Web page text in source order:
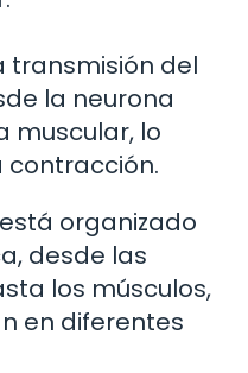
transmisión del
la neurona
muscular, lo
organizado
desde las
los músculos,
en diferentes